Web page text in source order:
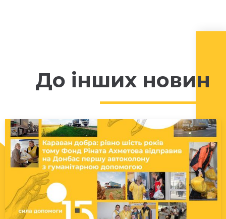
До інших новин